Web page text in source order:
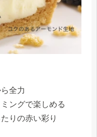
全力
ングで楽しめる
りの赤い彩り